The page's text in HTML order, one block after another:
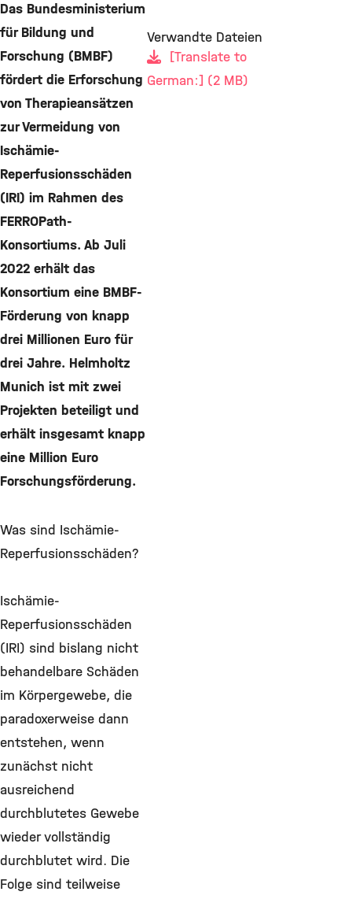
Das Bundesministerium
für Bildung und
Forschung (BMBF)
fördert die Erforschung
von Therapieansätzen
zur Vermeidung von
Ischämie-
Reperfusionsschäden
(IRI) im Rahmen des
FERROPath-
Konsortiums. Ab Juli
2022 erhält das
Konsortium eine BMBF-
Förderung von knapp
drei Millionen Euro für
drei Jahre. Helmholtz
Munich ist mit zwei
Projekten beteiligt und
erhält insgesamt knapp
eine Million Euro
Forschungsförderung.
Was sind Ischämie-
Reperfusionsschäden?
Ischämie-
Reperfusionsschäden
(IRI) sind bislang nicht
behandelbare Schäden
im Körpergewebe, die
paradoxerweise dann
entstehen, wenn
zunächst nicht
ausreichend
durchblutetes Gewebe
wieder vollständig
durchblutet wird. Die
Folge sind teilweise
Verwandte Dateien
[Translate to
German:] (2 MB)